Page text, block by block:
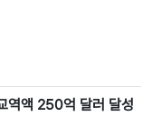
역액 250억 달러 달성